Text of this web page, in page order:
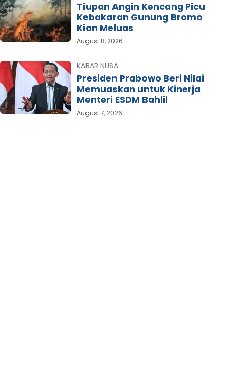
Tiupan Angin Kencang Picu
Kebakaran Gunung Bromo
Kian Meluas
August 8, 2026
KABAR NUSA
Presiden Prabowo Beri Nilai
Memuaskan untuk Kinerja
Menteri ESDM Bahlil
August 7, 2026